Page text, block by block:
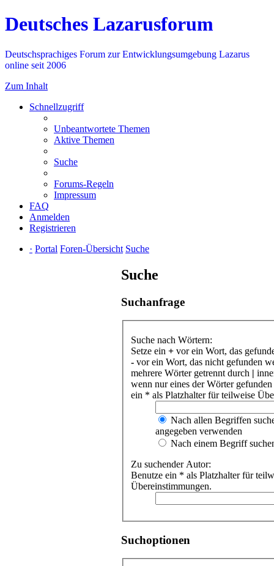
Deutsches Lazarusforum
Deutschsprachiges Forum zur Entwicklungsumgebung Lazarus
online seit 2006
Zum Inhalt
Schnellzugriff
Unbeantwortete Themen
Aktive Themen
Suche
Forums-Regeln
Impressum
FAQ
Anmelden
Registrieren
· Portal Foren-Übersicht Suche
Suche
Suchanfrage
Suche nach Wörtern:
Setze ein + vor ein Wort, das
- vor ein Wort, das nicht gefunden
mehrere Wörter getrennt durch |
wenn nur eines der Wörter
ein * als Platzhalter für teilweise
Nach allen Begriffen
angegeben verwenden
Nach einem Begriff
Zu suchender Autor:
Benutze ein * als Platzhalter für
Übereinstimmungen.
Suchoptionen